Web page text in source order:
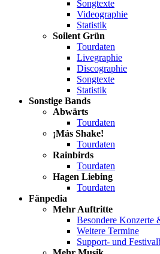
Songtexte
Videographie
Statistik
Soilent Grün
Tourdaten
Livegraphie
Discographie
Songtexte
Statistik
Sonstige Bands
Abwärts
Tourdaten
¡Más Shake!
Tourdaten
Rainbirds
Tourdaten
Hagen Liebing
Tourdaten
Fänpedia
Mehr Auftritte
Besondere Konzerte
Weitere Termine
Support- und